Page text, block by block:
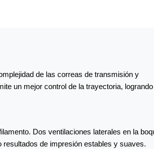
de las correas de transmisión y
un mejor control de la trayectoria,
Dos ventilaciones laterales en la
de impresión estables y suaves.